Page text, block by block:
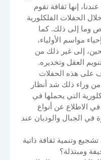
إنها ثقافة تقوم
الحفلات الفلكلورية
وما إلى ذلك. كما
مواسم الأولياء،
إلى غير ذلك من
العقل وتخديره.
على هذه الحفلات
وراء ذلك شد أنظار
التي يحملها في
الاطلاع عن أنواع
في الجبال والوديان عند
وتنمية ثقافة ذاتية
ومبتذلة؟